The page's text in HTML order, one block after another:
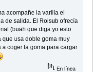
acompañe la varilla el
de salida. El Roisub ofrecía
(buah que diga yo esto
que usa doble goma muy
a coger la goma para cargar
En línea